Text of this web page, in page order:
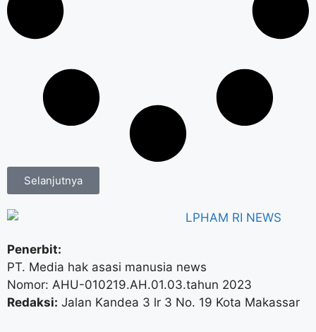
Selanjutnya
Penerbit:
PT. Media hak asasi manusia news
Nomor: AHU-010219.AH.01.03.tahun 2023
Redaksi: Jalan Kandea 3 lr 3 No. 19 Kota Makassar